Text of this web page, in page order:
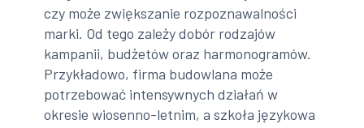
czy może zwiększanie rozpoznawalności
marki. Od tego zależy dobór rodzajów
kampanii, budżetów oraz harmonogramów.
Przykładowo, firma budowlana może
potrzebować intensywnych działań w
okresie wiosenno-letnim, a szkoła językowa